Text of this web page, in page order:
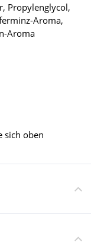
Propylenglycol,
Aroma,
Aroma
sich oben